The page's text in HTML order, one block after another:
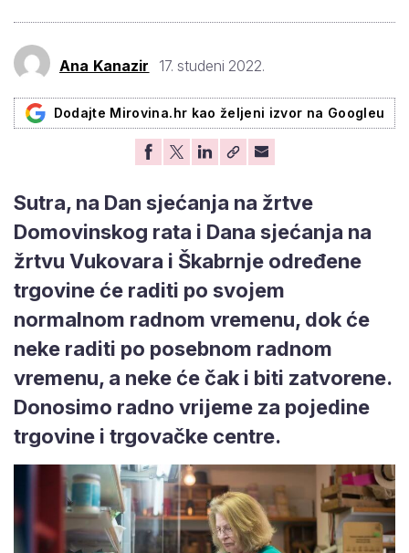
Ana Kanazir 17. studeni 2022.
Dodajte Mirovina.hr kao željeni izvor na Googleu
Sutra, na Dan sjećanja na žrtve
Domovinskog rata i Dana sjećanja na
žrtvu Vukovara i Škabrnje određene
trgovine će raditi po svojem
normalnom radnom vremenu, dok će
neke raditi po posebnom radnom
vremenu, a neke će čak i biti zatvorene.
Donosimo radno vrijeme za pojedine
trgovine i trgovačke centre.